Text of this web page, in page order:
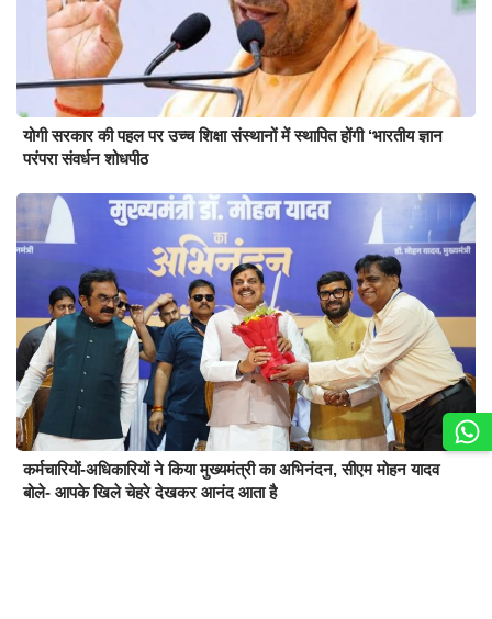
योगी सरकार की पहल पर उच्च शिक्षा संस्थानों में स्थापित होंगी ‘भारतीय ज्ञान
परंपरा संवर्धन शोधपीठ
कर्मचारियों-अधिकारियों ने किया मुख्यमंत्री का अभिनंदन, सीएम मोहन यादव
बोले- आपके खिले चेहरे देखकर आनंद आता है